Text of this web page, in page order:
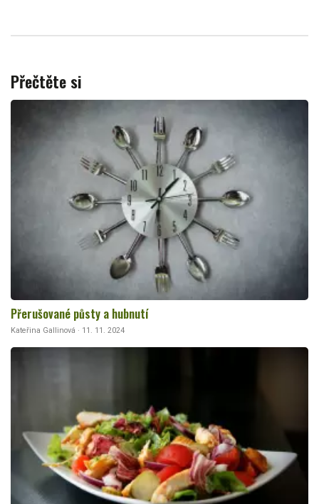
Přečtěte si
Přerušované půsty a hubnutí
Kateřina Gallinová · 11. 11. 2024